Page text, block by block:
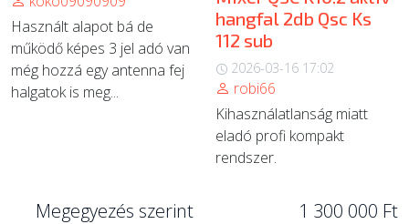
Használt alapot bá de
működő képes 3 jel adó van
még hozzá egy antenna fej
halgatok is meg...
Megegyezés szerint
hangfal 2db Qsc Ks
112 sub
2026-03-16 17:02
robi66
Kihasználatlanság miatt
eladó profi kompakt
rendszer.
1 300 000 Ft